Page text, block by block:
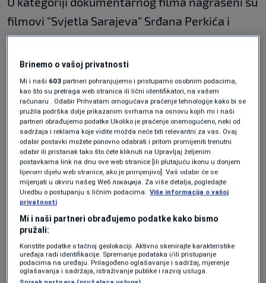
filmovi "Svjetla Sarajeva" Srđana Perkića i
"Skroz Sarajevo", Nenada Đurića.
Sva tri filma premijerno su prikazana u
programima Sarajevo Film Festivala i na BH
Film Programu Udruženja filmskih radnika BiH
u augustu 2022.
Tokom pet dana publika Tuzla film festivala
imala je priliku pogledati 135 filmova, te
prisustvovati radionicama s filmskim
profesionalcima pod nazivom “Tuzla Grad
Filmske Kulture”.
Brinemo o vašoj privatnosti
Mi i naši 603 partneri pohranjujemo i pristupamo osobnim podacima,
kao što su pretraga web stranica ili lični identifikatori, na vašem
računaru . Odabir Prihvatam omogućava praćenje tehnologije kako bi se
pružila podrška dolje prikazanim svrhama na osnovu kojih mi i naši
partneri obrađujemo podatke Ukoliko je praćenje onemogućeno, neki od
sadržaja i reklama koje vidite možda neće biti relevantni za vas. Ovaj
odabir postavki možete ponovno odabrati i pritom promijeniti trenutni
odabir ili pristanak tako što ćete kliknuti na Upravljaj željenim
postavkama link na dnu ove web stranice [ili plutajuću ikonu u donjem
lijevom dijelu web stranice, ako je primjenjivo]. Vaš odabir će se
mijenjati u okviru našeg Wеб локација. Za više detalja, pogledajte
Uredbu o postupanju s ličnim podacima. Više informacija o vašoj
privatnosti
Mi i naši partneri obrađujemo podatke kako bismo
pružali:
Koristite podatke o tačnoj geolokaciji. Aktivno skenirajte karakteristike
uređaja radi identifikacije. Spremanje podataka i/ili pristupanje
podacima na uređaju. Prilagođeno oglašavanje i sadržaj, mjerenje
oglašavanja i sadržaja, istraživanje publike i razvoj usluga.